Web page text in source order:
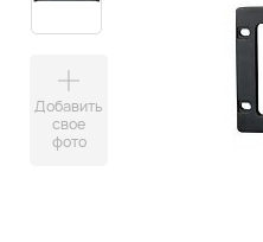
Добавить
свое
фото